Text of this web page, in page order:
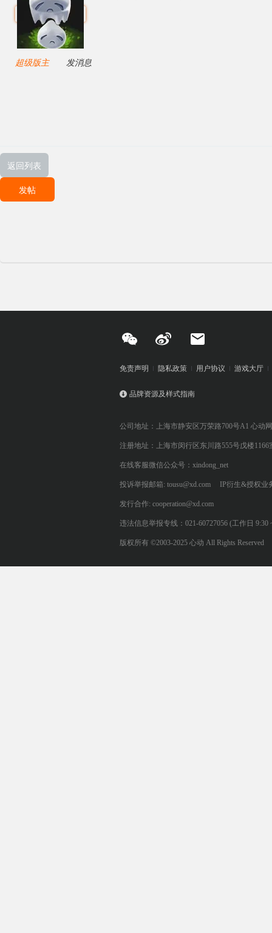
超级版主 发消息
返回列表
发帖
免责声明 隐私政策 用户协议 游戏大厅
品牌资源及样式指南
公司地址：上海市静安区万荣路700号A1 心动
注册地址：上海市闵行区东川路555号戊楼1166
在线客服微信公众号：xindong_net
投诉举报邮箱: tousu@xd.com IP衍生&授权业
发行合作: cooperation@xd.com
违法信息举报专线：021-60727056 (工作日 9:30
版权所有 ©2003-2025 心动 All Rights Reserved